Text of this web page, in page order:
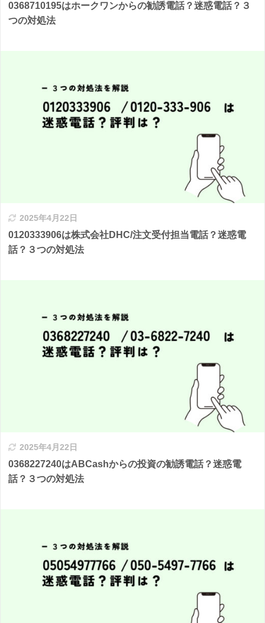
0368710195はホークワンからの勧誘電話？迷惑電話？３
つの対処法
2025年4月22日
0120333906は株式会社DHC/注文受付担当電話？迷惑電
話？３つの対処法
2025年4月22日
0368227240はABCashからの投資の勧誘電話？迷惑電
話？３つの対処法